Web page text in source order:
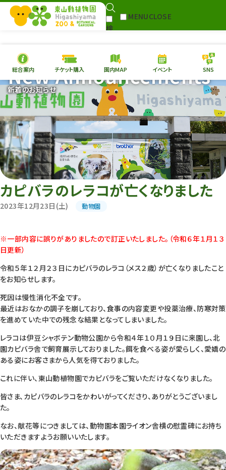
検
MENUCLOSE
本日の開園情報 チケ
園内MAP イベント
総合案内
動物園 植物園
再生プラン
東山動植物園
への支援
環境教育
総合案内 チケット購入 園内MAP イベント SNS
新着のお知らせ
New Announcements
カピバラのレラコが亡くなりました
2023年12月23日(土) 動物園
※一部内容に誤りがありましたので訂正いたしました。（令和６年１月１３
日更新）
令和５年１２月２３日にカピバラのレラコ（メス２歳）が亡くなりましたこと
をお知らせします。
死因は慢性消化不全です。
最近はおなかの調子を崩しており、食事の内容変更や投薬治療、防寒対策
を進めていた中での残念な結果となってしまいました。
レラコは伊豆シャボテン動物公園から令和４年１０月１９日に来園し、北
園カピバラ舎で飼育展示しておりました。餌を食べる姿が愛らしく、愛嬌の
ある姿にお客さまから人気を得ておりました。
これに伴い、東山動植物園でカピバラをご覧いただけなくなりました。
皆さま、カピバラのレラコをかわいがってくださり、ありがとうございまし
た。
なお、献花等につきましては、動物園本園ライオン舎横の慰霊碑にお持ち
いただきますようお願いいたします。